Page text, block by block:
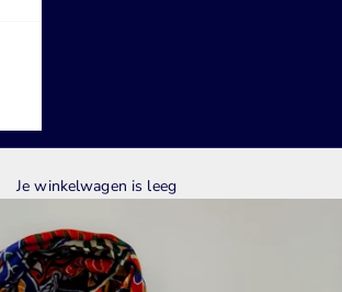
Je winkelwagen is leeg